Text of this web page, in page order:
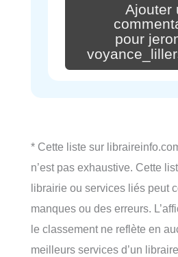
Ajouter
pour
* Cette liste sur
n’est pas exhaustive. Cette
librairie ou services liés peut
manques ou des erreurs.
le classement ne reflète en
meilleurs services d’un